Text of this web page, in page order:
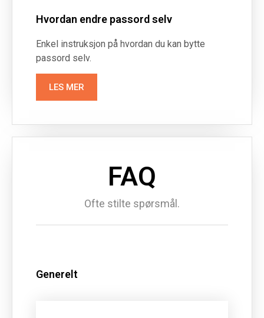
Hvordan endre passord selv
Enkel instruksjon på hvordan du kan bytte
passord selv.
LES MER
FAQ
Ofte stilte spørsmål.
Generelt